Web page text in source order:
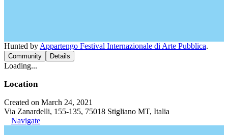
Hunted by Appartengo Festival Internazionale di Arte Pubblica.
Community Details
Loading...
Location
Created on March 24, 2021
Via Zanardelli, 155-135, 75018 Stigliano MT, Italia
Navigate